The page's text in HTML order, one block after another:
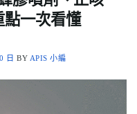
點一次看懂
日 BY APIS 小編